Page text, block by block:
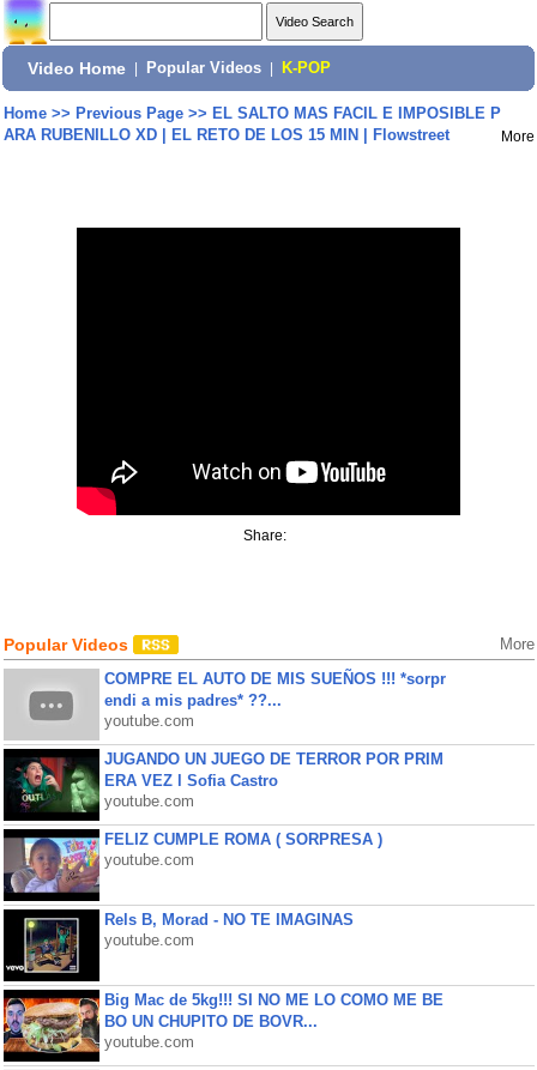
Video Home Popular Videos K-POP
Home>> Previous Page>> EL SALTO MAS FACIL E IMPOSIBLE P
ARA RUBENILLO XD | EL RETO DE LOS 15 MIN | Flowstreet
More
Share:
Popular Videos More
COMPRE EL AUTO DE MIS SUEÑOS !!! *sorpr
endi a mis padres* ??...
youtube.com
JUGANDO UN JUEGO DE TERROR POR PRIM
ERA VEZ l Sofia Castro
youtube.com
FELIZ CUMPLE ROMA ( SORPRESA )
youtube.com
Rels B, Morad - NO TE IMAGINAS
youtube.com
Big Mac de 5kg!!! SI NO ME LO COMO ME BE
BO UN CHUPITO DE BOVR...
youtube.com